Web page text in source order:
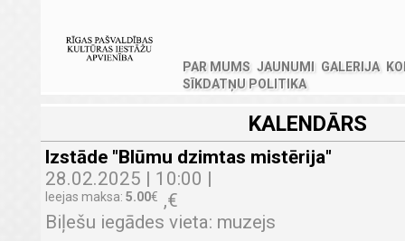
PAR MUMS JAUNUMI GALERIJA
SĪKDATŅU POLITIKA
KALENDĀRS
Izstāde "Blūmu dzimtas mistērija"
28.02.2025 | 10:00 |
Ieejas maksa: ,€
5.00€
Biļešu iegādes vieta: muzejs